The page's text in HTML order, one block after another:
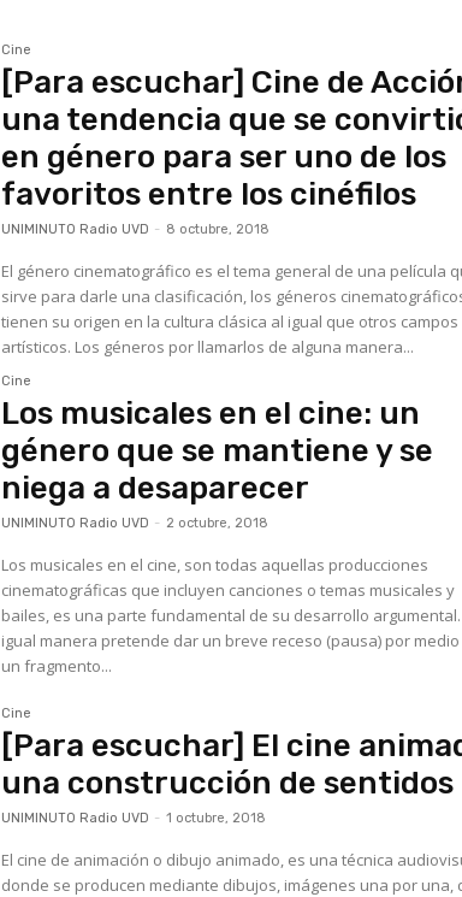
Cine
[Para escuchar] Cine de
una tendencia que se
en género para ser uno de los
favoritos entre los cinéfilos
UNIMINUTO Radio UVD - 8 octubre, 2018
El género cinematográfico es el tema general de una película
sirve para darle una clasificación, los géneros
tienen su origen en la cultura clásica al igual que otros campos
artísticos. Los géneros por llamarlos de alguna manera...
Cine
Los musicales en el cine: un
género que se mantiene y se
niega a desaparecer
UNIMINUTO Radio UVD - 2 octubre, 2018
Los musicales en el cine, son todas aquellas producciones
cinematográficas que incluyen canciones o temas musicales y
bailes, es una parte fundamental de su desarrollo argumental. De
igual manera pretende dar un breve receso (pausa) por medio
un fragmento...
Cine
[Para escuchar] El cine
una construcción de sentidos
UNIMINUTO Radio UVD - 1 octubre, 2018
El cine de animación o dibujo animado, es una técnica
donde se producen mediante dibujos, imágenes una por una,